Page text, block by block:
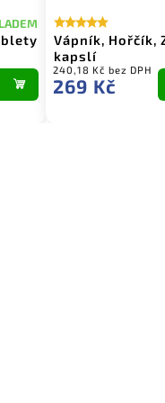
Ženský akcelerátor
Malina - 240g
SKLADEM
356,25 Kč bez DPH
399 Kč
Do